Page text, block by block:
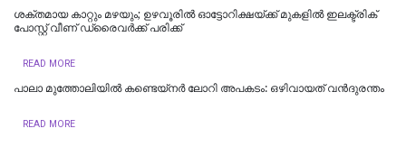
ശക്തമായ കാറ്റും മഴയും; ഉഴവൂരിൽ ഓട്ടോറിക്ഷയ്ക്ക് മുകളിൽ ഇലക്ട്രിക്
പോസ്റ്റ് വീണ് ഡ്രൈവർക്ക് പരിക്ക്
READ MORE
പാലാ മുത്തോലിയിൽ കണ്ടെയ്‌നർ ലോറി അപകടം: ഒഴിവായത് വന്‍ദുരന്തം
READ MORE